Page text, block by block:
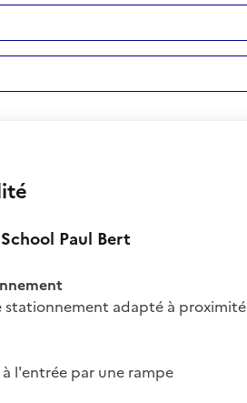
Paul Bert
stationnement adapté à proximité
l'entrée par une rampe